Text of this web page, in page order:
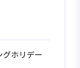
ホリデー